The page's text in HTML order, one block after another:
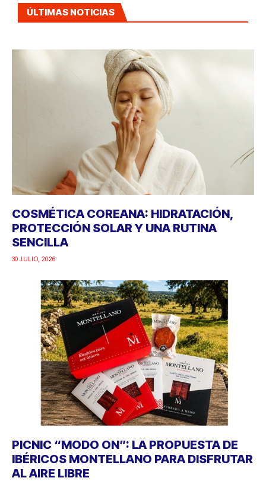
ÚLTIMAS NOTICIAS
COSMÉTICA COREANA: HIDRATACIÓN,
PROTECCIÓN SOLAR Y UNA RUTINA
SENCILLA
30 JULIO, 2026
PICNIC “MODO ON”: LA PROPUESTA DE
IBÉRICOS MONTELLANO PARA DISFRUTAR
AL AIRE LIBRE